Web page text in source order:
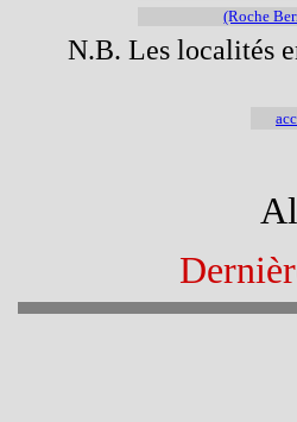
(Roche
N.B. Les localités